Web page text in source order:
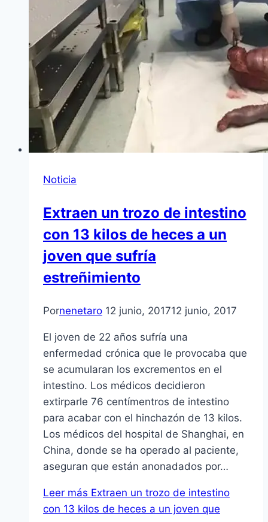
Noticia
Extraen un trozo de intestino
con 13 kilos de heces a un
joven que sufría
estreñimiento
Pornenetaro 12 junio, 201712 junio, 2017
El joven de 22 años sufría una
enfermedad crónica que le provocaba que
se acumularan los excrementos en el
intestino. Los médicos decidieron
extirparle 76 centímentros de intestino
para acabar con el hinchazón de 13 kilos.
Los médicos del hospital de Shanghai, en
China, donde se ha operado al paciente,
aseguran que están anonadados por…
Leer más Extraen un trozo de intestino
con 13 kilos de heces a un joven que